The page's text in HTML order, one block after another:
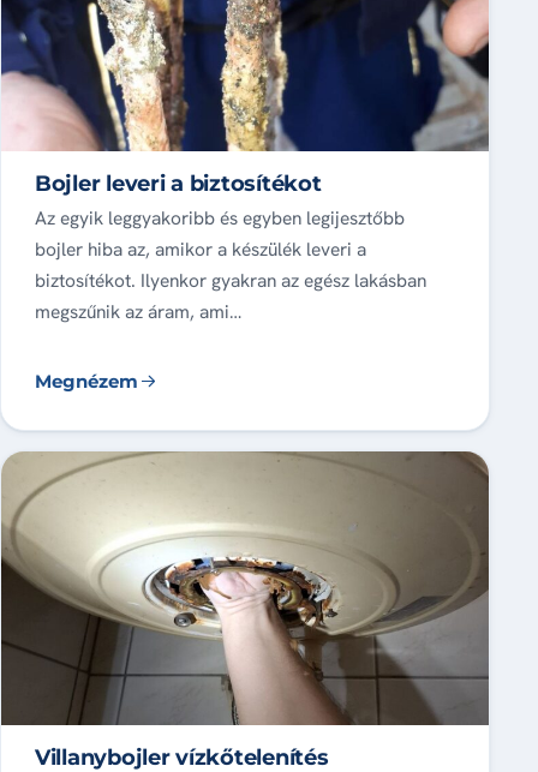
Bojler leveri a biztosítékot
Az egyik leggyakoribb és egyben legijesztőbb
bojler hiba az, amikor a készülék leveri a
biztosítékot. Ilyenkor gyakran az egész lakásban
megszűnik az áram, ami…
Megnézem
Villanybojler vízkőtelenítés